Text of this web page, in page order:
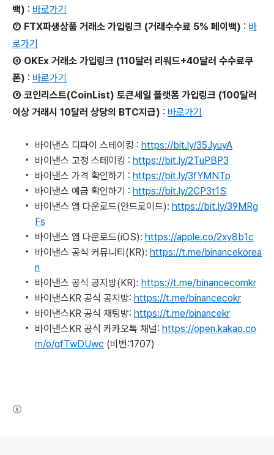
백) : 바로가기
⑦ FTX파생상품 거래소 가입링크 (거래수수료 5% 페이백) : 바
로가기
⑧ OKEx 거래소 가입링크 (110달러 리워드+40달러 수수료쿠
폰) : 바로가기
⑨ 코인리스트(CoinList) 토큰세일 플랫폼 가입링크 (100달러
이상 거래시 10달러 상당의 BTC지급) : 바로가기
바이낸스 디파이 스테이킹 : https://bit.ly/35JyuyA
바이낸스 고정 스테이킹 : https://bit.ly/2TuPBP3
바이낸스 가격 확인하기 : https://bit.ly/3fYMNTp
바이낸스 예금 확인하기 : https://bit.ly/2CP3t1S
바이낸스 앱 다운로드(안드로이드): https://bit.ly/39MRg
Fs
바이낸스 앱 다운로드(iOS): https://apple.co/2xy8b1c
바이낸스 공식 커뮤니티(KR): https://t.me/binancekorea
n
바이낸스 공식 공지방(KR): https://t.me/binancecomkr
바이낸스KR 공식 공지방: https://t.me/binancecokr
바이낸스KR 공식 채팅방: https://t.me/binancekr
바이낸스KR 공식 카카오톡 채널: https://open.kakao.co
m/o/gfTwDUwc (비번:1707)